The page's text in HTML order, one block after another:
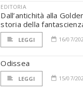
EDITORIA
Dall’antichità alla
storia della
LEGGI 16/07/
Odissea
LEGGI 15/07/